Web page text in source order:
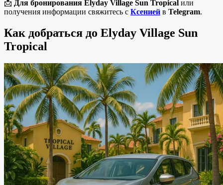
📩 Для бронирования Elyday Village Sun Tropical или
получения информации свяжитесь с Ксенией в Telegram.
Как добраться до Elyday Village Sun
Tropical